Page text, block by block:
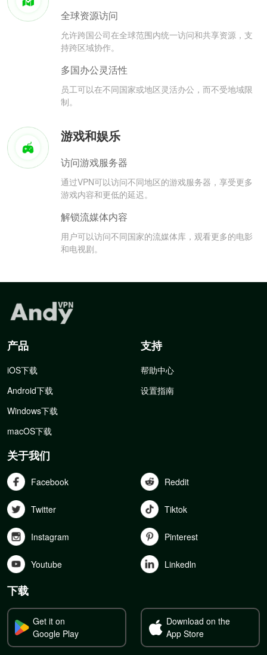
全球资源访问
允许跨国公司在全球范围内统一访问和共享资源，支
持跨区域协作。
多国办公灵活性
员工可以在不同国家或地区灵活办公，而不受地域限
制。
游戏和娱乐
访问游戏服务器
通过VPN可以访问不同地区的游戏服务器，享受更多
游戏内容和更低的延迟。
解锁流媒体内容
用户可以访问不同国家的流媒体库，观看更多的电影
和电视剧。
产品
iOS下载
Android下载
Windows下载
macOS下载
支持
帮助中心
设置指南
关于我们
Facebook Reddit
Twitter Tiktok
Instagram Pinterest
Youtube Linkedln
下载
Get it on
Google Play
Download on the
App Store